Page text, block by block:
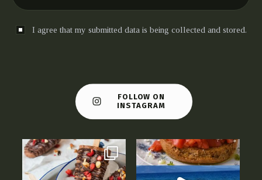
I agree that my submitted data is being collected and stored.
FOLLOW ON
INSTAGRAM